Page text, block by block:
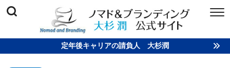
定年後キャリアの請負人 大杉潤